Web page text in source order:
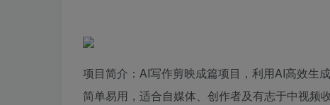
项目简介：AI写作剪映成篇项目，利用AI高效生
简单易用，适合自媒体、创作者及有志于中视频收